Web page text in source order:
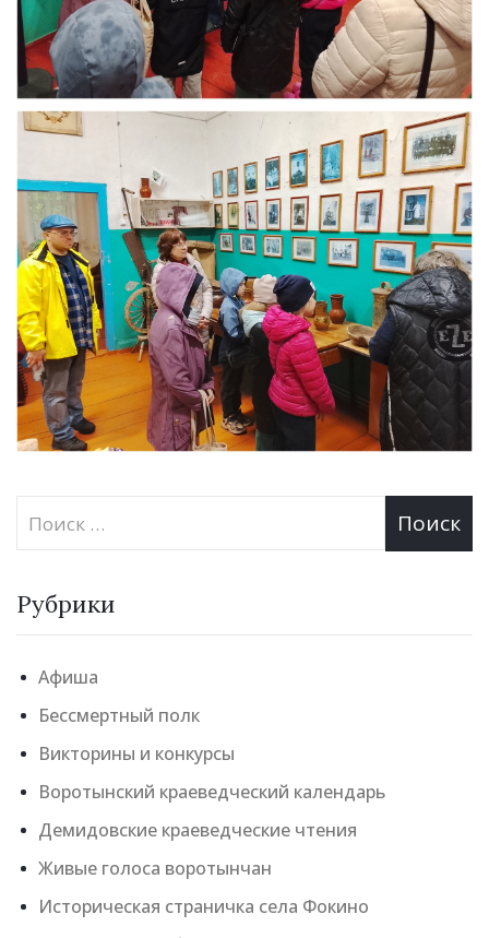
Рубрики
Афиша
Бессмертный полк
Викторины и конкурсы
Воротынский краеведческий календарь
Демидовские краеведческие чтения
Живые голоса воротынчан
Историческая страничка села Фокино